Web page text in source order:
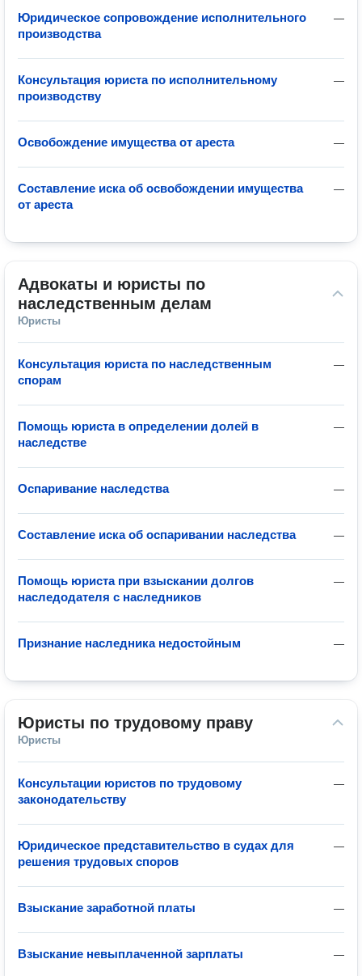
—
Юридическое сопровождение исполнительного
производства
—
Консультация юриста по исполнительному
производству
—
Освобождение имущества от ареста
—
Составление иска об освобождении имущества
от ареста
Адвокаты и юристы по
наследственным делам
Юристы
—
Консультация юриста по наследственным
спорам
—
Помощь юриста в определении долей в
наследстве
—
Оспаривание наследства
—
Составление иска об оспаривании наследства
—
Помощь юриста при взыскании долгов
наследодателя с наследников
—
Признание наследника недостойным
Юристы по трудовому праву
Юристы
—
Консультации юристов по трудовому
законодательству
—
Юридическое представительство в судах для
решения трудовых споров
—
Взыскание заработной платы
—
Взыскание невыплаченной зарплаты